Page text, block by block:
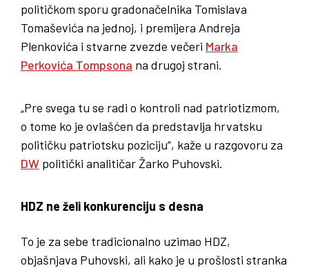
političkom sporu gradonačelnika Tomislava
Tomaševića na jednoj, i premijera Andreja
Plenkovića i stvarne zvezde večeri Marka
Perkovića Tompsona na drugoj strani.
„Pre svega tu se radi o kontroli nad patriotizmom,
o tome ko je ovlašćen da predstavlja hrvatsku
političku patriotsku poziciju“, kaže u razgovoru za
DW politički analitičar Žarko Puhovski.
HDZ ne želi konkurenciju s desna
To je za sebe tradicionalno uzimao HDZ,
objašnjava Puhovski, ali kako je u prošlosti stranka